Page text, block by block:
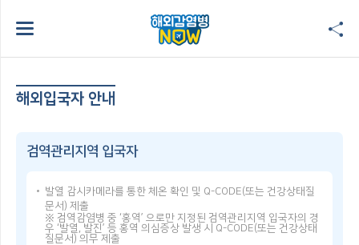
해외입국자 안내
검역관리지역 입국자
발열 감시카메라를 통한 체온 확인 및 Q-CODE(또는 건강상태질
문서) 제출
※ 검역감염병 중 ‘홍역’ 으로만 지정된 검역관리지역 입국자의 경
우 ‘발열, 발진’ 등 홍역 의심증상 발생 시 Q-CODE(또는 건강상태
질문서) 의무 제출